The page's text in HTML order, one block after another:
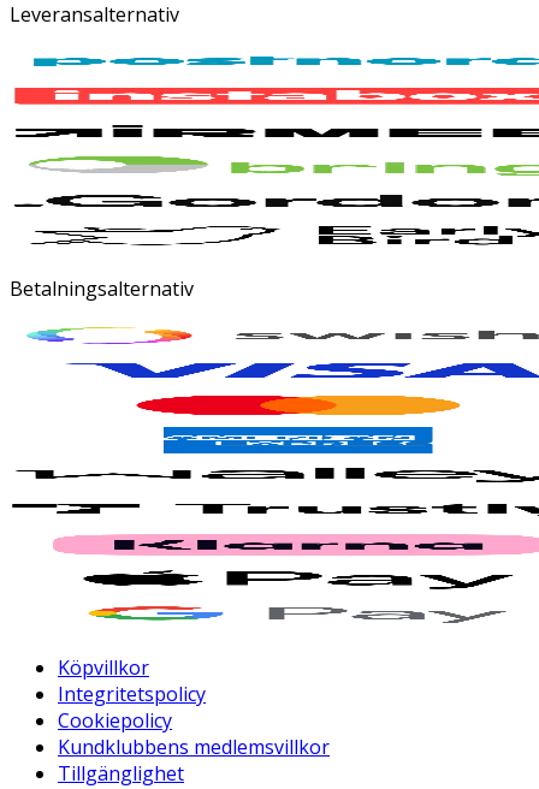
Leveransalternativ
Betalningsalternativ
Köpvillkor
Integritetspolicy
Cookiepolicy
Kundklubbens medlemsvillkor
Tillgänglighet